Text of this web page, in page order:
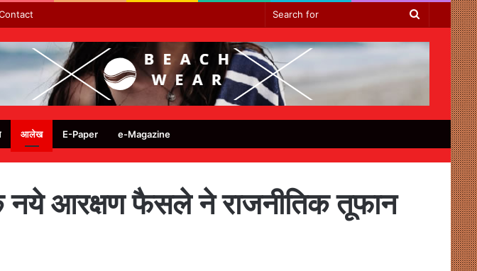
Search
for
आलेख E-Paper e-Magazine
नये आरक्षण फैसले ने राजनीतिक तूफान